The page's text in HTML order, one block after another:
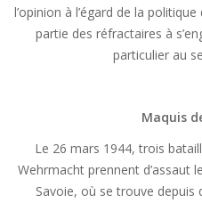
l’opinion à l’égard de la
partie des réfractaires à
particulier au
Maquis
Le 26 mars 1944, trois
Wehrmacht prennent d’assaut
Savoie, où se trouve depuis